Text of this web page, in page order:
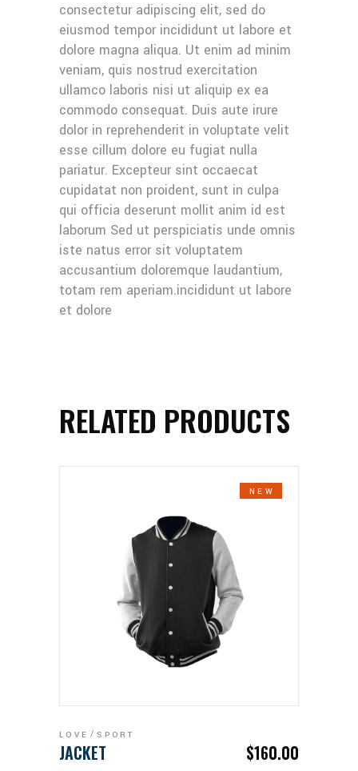
consectetur adipiscing elit, sed do
eiusmod tempor incididunt ut labore et
dolore magna aliqua. Ut enim ad minim
veniam, quis nostrud exercitation
ullamco laboris nisi ut aliquip ex ea
commodo consequat. Duis aute irure
dolor in reprehenderit in voluptate velit
esse cillum dolore eu fugiat nulla
pariatur. Excepteur sint occaecat
cupidatat non proident, sunt in culpa
qui officia deserunt mollit anim id est
laborum Sed ut perspiciatis unde omnis
iste natus error sit voluptatem
accusantium doloremque laudantium,
totam rem aperiam.incididunt ut labore
et dolore
RELATED PRODUCTS
NEW
LOVE SPORT
JACKET $160.00